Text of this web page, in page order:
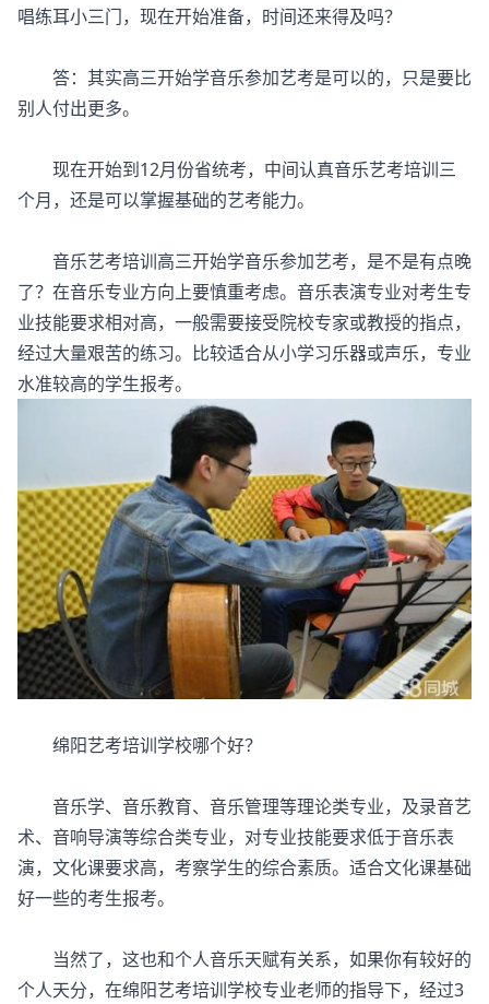
唱练耳小三门，现在开始准备，时间还来得及吗？
答：其实高三开始学音乐参加艺考是可以的，只是要比
别人付出更多。
现在开始到12月份省统考，中间认真音乐艺考培训三
个月，还是可以掌握基础的艺考能力。
音乐艺考培训高三开始学音乐参加艺考，是不是有点晚
了？在音乐专业方向上要慎重考虑。音乐表演专业对考生专
业技能要求相对高，一般需要接受院校专家或教授的指点，
经过大量艰苦的练习。比较适合从小学习乐器或声乐，专业
水准较高的学生报考。
绵阳艺考培训学校哪个好？
音乐学、音乐教育、音乐管理等理论类专业，及录音艺
术、音响导演等综合类专业，对专业技能要求低于音乐表
演，文化课要求高，考察学生的综合素质。适合文化课基础
好一些的考生报考。
当然了，这也和个人音乐天赋有关系，如果你有较好的
个人天分，在绵阳艺考培训学校专业老师的指导下，经过3